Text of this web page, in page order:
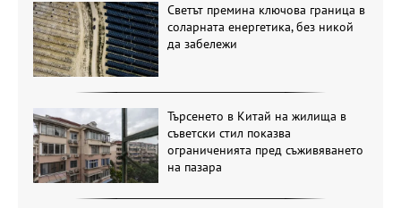
Светът премина ключова граница в
соларната енергетика, без никой
да забележи
Търсенето в Китай на жилища в
съветски стил показва
ограниченията пред съживяването
на пазара